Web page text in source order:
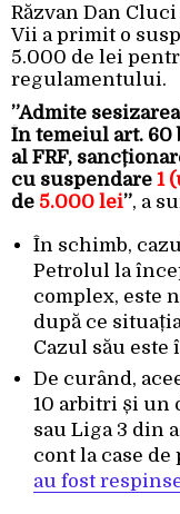
Răzvan Dan
Vii a primit o
5.000 de lei
regulamentului.
”Admite
În temeiul art. 60
al FRF,
cu suspendare 1
de 5.000 lei”, a
În schimb,
Petrolul la
complex, este
după ce
Cazul său
De curând,
10 arbitri și un
sau Liga 3 din
cont la case
au fost